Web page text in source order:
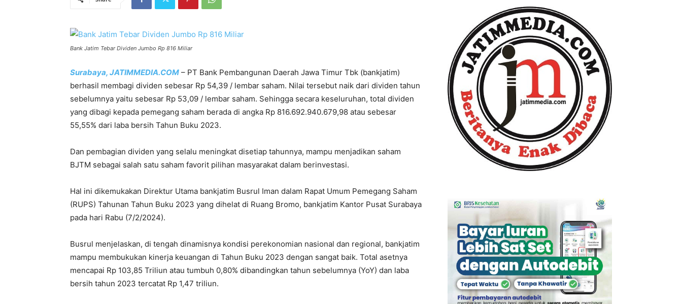
Bank Jatim Tebar Dividen Jumbo Rp 816 Miliar
Surabaya, JATIMMEDIA.COM – PT Bank Pembangunan Daerah Jawa Timur Tbk (bankjatim)
berhasil membagi dividen sebesar Rp 54,39 / lembar saham. Nilai tersebut naik dari dividen tahun
sebelumnya yaitu sebesar Rp 53,09 / lembar saham. Sehingga secara keseluruhan, total dividen
yang dibagi kepada pemegang saham berada di angka Rp 816.692.940.679,98 atau sebesar
55,55% dari laba bersih Tahun Buku 2023.
Dan pembagian dividen yang selalu meningkat disetiap tahunnya, mampu menjadikan saham
BJTM sebagai salah satu saham favorit pilihan masyarakat dalam berinvestasi.
Hal ini dikemukakan Direktur Utama bankjatim Busrul Iman dalam Rapat Umum Pemegang Saham
(RUPS) Tahunan Tahun Buku 2023 yang dihelat di Ruang Bromo, bankjatim Kantor Pusat Surabaya
pada hari Rabu (7/2/2024).
Busrul menjelaskan, di tengah dinamisnya kondisi perekonomian nasional dan regional, bankjatim
mampu membukukan kinerja keuangan di Tahun Buku 2023 dengan sangat baik. Total asetnya
mencapai Rp 103,85 Triliun atau tumbuh 0,80% dibandingkan tahun sebelumnya (YoY) dan laba
bersih tahun 2023 tercatat Rp 1,47 triliun.